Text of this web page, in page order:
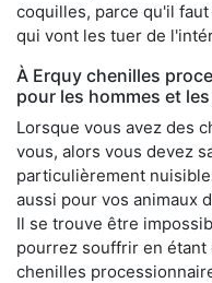
coquilles, parce qu'il
qui vont les tuer de
À Erquy chenilles
pour les hommes et
Lorsque vous avez des
vous, alors vous devez
particulièrement
aussi pour vos animaux
Il se trouve être
pourrez souffrir en étant
chenilles